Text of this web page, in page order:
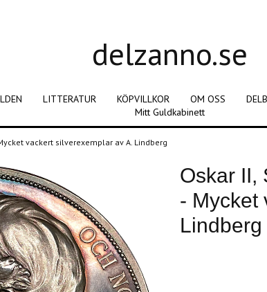
delzanno.se
LITTERATUR KÖPVILLKOR OM OSS
Mitt Guldkabinett
vackert silverexemplar av A. Lindberg
Oskar II,
- Mycket
Lindberg